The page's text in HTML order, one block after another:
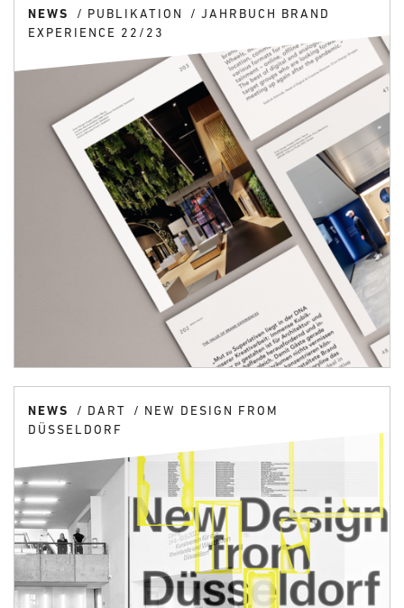
NEWS PUBLIKATION
JAHRBUCH BRAND
EXPERIENCE 22/23
NEWS DART
NEW DESIGN FROM
DÜSSELDORF